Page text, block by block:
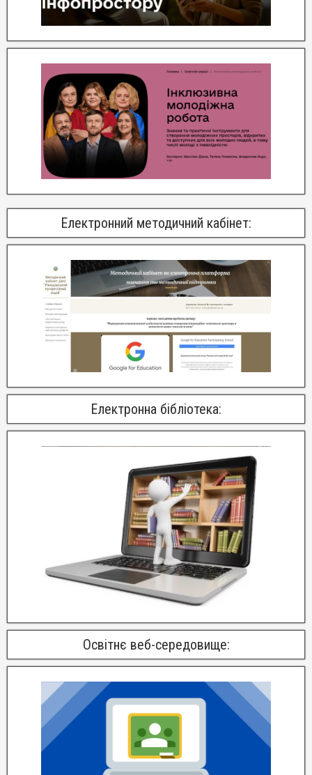
Електронний методичний кабінет:
Електронна бібліотека:
Освітнє веб-середовище: